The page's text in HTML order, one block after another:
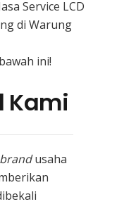
Service LCD
di Warung
ini!
Kami
brandusaha